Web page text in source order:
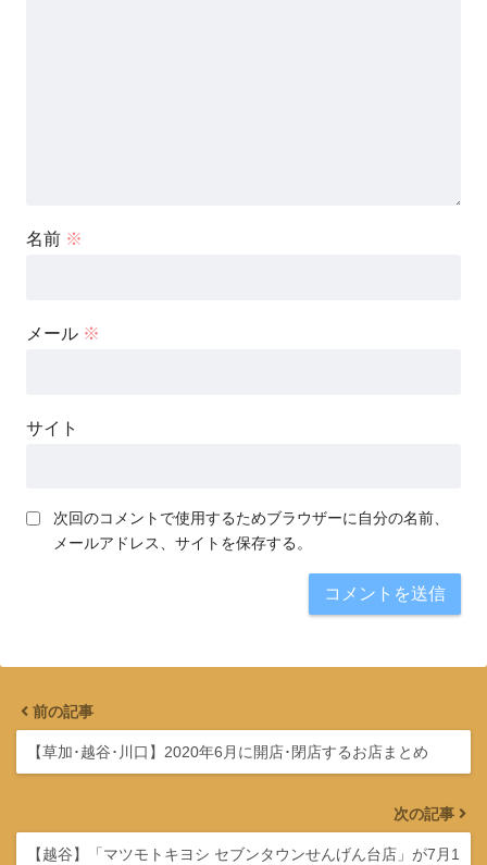
名前 ※
メール ※
サイト
次回のコメントで使用するためブラウザーに自分の名前、
メールアドレス、サイトを保存する。
前の記事
【草加･越谷･川口】2020年6月に開店･閉店するお店まとめ
次の記事
【越谷】「マツモトキヨシ セブンタウンせんげん台店」が7月1